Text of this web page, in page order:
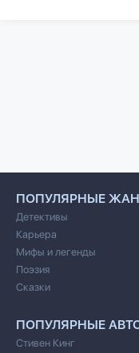
ПОПУЛЯРНЫЕ
Детективы
Карьера
Мифы и легенды
Поэзия
Сказки
ПОПУЛЯРНЫЕ
Стивен Кинг